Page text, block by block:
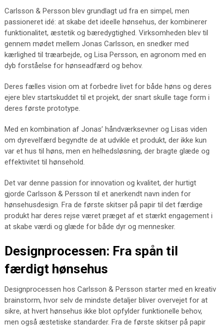
Carlsson & Persson blev grundlagt ud fra en simpel, men
passioneret idé: at skabe det ideelle hønsehus, der kombinerer
funktionalitet, æstetik og bæredygtighed. Virksomheden blev til
gennem mødet mellem Jonas Carlsson, en snedker med
kærlighed til træarbejde, og Lisa Persson, en agronom med en
dyb forståelse for hønseadfærd og behov.
Deres fælles vision om at forbedre livet for både høns og deres
ejere blev startskuddet til et projekt, der snart skulle tage form i
deres første prototype.
Med en kombination af Jonas’ håndværksevner og Lisas viden
om dyrevelfærd begyndte de at udvikle et produkt, der ikke kun
var et hus til høns, men en helhedsløsning, der bragte glæde og
effektivitet til hønsehold.
Det var denne passion for innovation og kvalitet, der hurtigt
gjorde Carlsson & Persson til et anerkendt navn inden for
hønsehusdesign. Fra de første skitser på papir til det færdige
produkt har deres rejse været præget af et stærkt engagement i
at skabe værdi og glæde for både dyr og mennesker.
Designprocessen: Fra spån til
færdigt hønsehus
Designprocessen hos Carlsson & Persson starter med en kreativ
brainstorm, hvor selv de mindste detaljer bliver overvejet for at
sikre, at hvert hønsehus ikke blot opfylder funktionelle behov,
men også æstetiske standarder. Fra de første skitser på papir